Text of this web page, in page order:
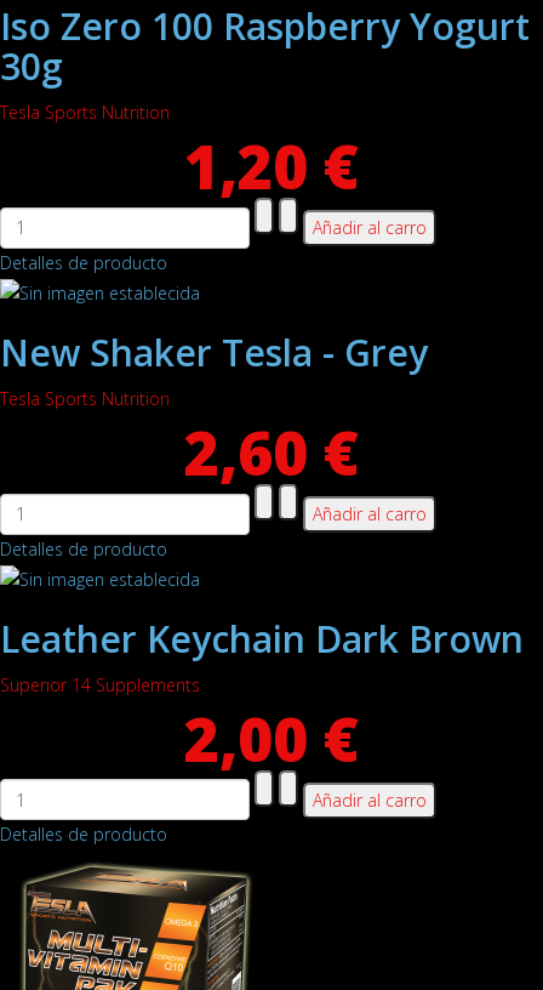
Iso Zero 100 Raspberry Yogurt
30g
Tesla Sports Nutrition
1,20 €
Detalles de producto
New Shaker Tesla - Grey
Tesla Sports Nutrition
2,60 €
Detalles de producto
Leather Keychain Dark Brown
Superior 14 Supplements
2,00 €
Detalles de producto